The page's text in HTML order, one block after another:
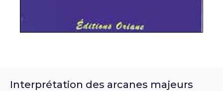
Interprétation des arcanes majeurs